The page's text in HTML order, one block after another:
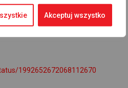
Akceptuj wszystko
polskiej dyplomacji Radosław
1992652672068112670